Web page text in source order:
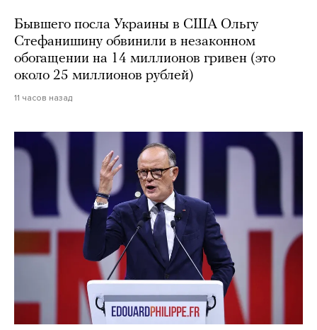
Бывшего посла Украины в США Ольгу
Стефанишину обвинили в незаконном
обогащении на 14 миллионов гривен (это
около 25 миллионов рублей)
11 часов назад